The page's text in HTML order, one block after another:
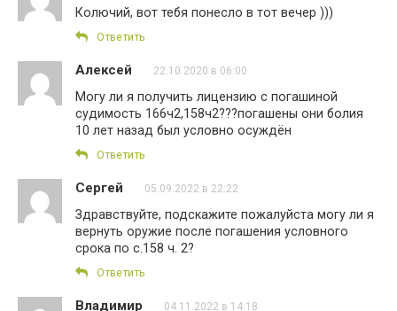
Колючий, вот тебя понесло в тот вечер )))
Ответить
Алексей 22.10.2020 в 06:00
Могу ли я получить лицензию с погашиной
судимость 166ч2,158ч2???погашены они болия
10 лет назад был условно осуждён
Ответить
Сергей 05.09.2022 в 22:22
Здравствуйте, подскажите пожалуйста могу ли я
вернуть оружие после погашения условного
срока по с.158 ч. 2?
Ответить
Владимир 04.11.2022 в 14:18